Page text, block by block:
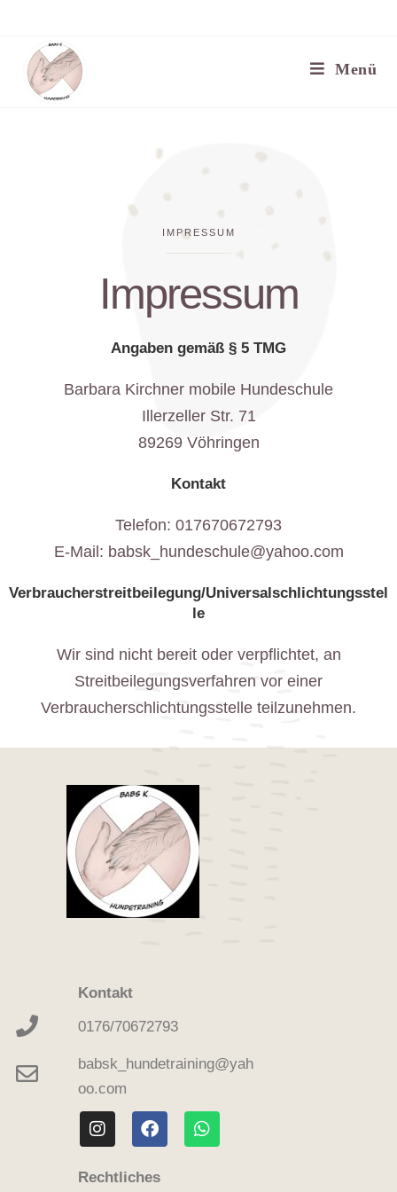
Menü
IMPRESSUM
Impressum
Angaben gemäß § 5 TMG
Barbara Kirchner mobile Hundeschule
Illerzeller Str. 71
89269 Vöhringen
Kontakt
Telefon: 017670672793
E-Mail: babsk_hundeschule@yahoo.com
Verbraucherstreitbeilegung/Universalschlichtungsstel
le
Wir sind nicht bereit oder verpflichtet, an
Streitbeilegungsverfahren vor einer
Verbraucherschlichtungsstelle teilzunehmen.
Kontakt
0176/70672793
babsk_hundetraining@yah
oo.com
Rechtliches